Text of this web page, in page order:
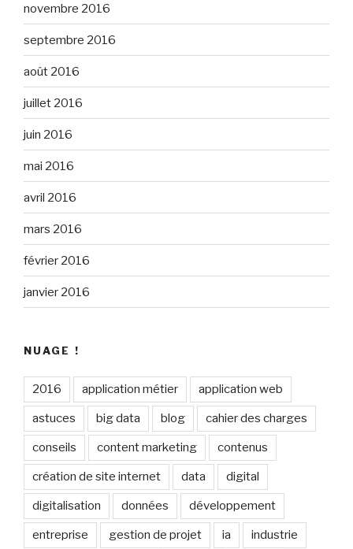
novembre 2016
septembre 2016
août 2016
juillet 2016
juin 2016
mai 2016
avril 2016
mars 2016
février 2016
janvier 2016
NUAGE !
2016 application métier application web
astuces big data blog cahier des charges
conseils content marketing contenus
création de site internet data digital
digitalisation données développement
entreprise gestion de projet ia industrie